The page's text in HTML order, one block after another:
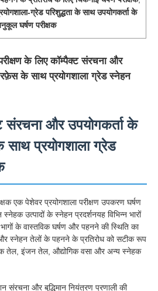
ग्रेड परिशुद्धता के साथ उपयोगकर्ता के
घर्षण परीक्षक
के लिए कॉम्पैक्ट संरचना और
के साथ प्रयोगशाला ग्रेड स्नेहन
और उपयोगकर्ता के
प्रयोगशाला ग्रेड
एक पेशेवर प्रयोगशाला परीक्षण उपकरण घर्षण
स्नेहक उत्पादों के स्नेहन प्रदर्शनयह विभिन्न भारों
के वास्तविक घर्षण और पहनने की स्थिति का
स्नेहन तेलों के पहनने के प्रतिरोध को सटीक रूप
तेल, इंजन तेल, औद्योगिक वसा और अन्य स्नेहक
संरचना और बुद्धिमान नियंत्रण प्रणाली की